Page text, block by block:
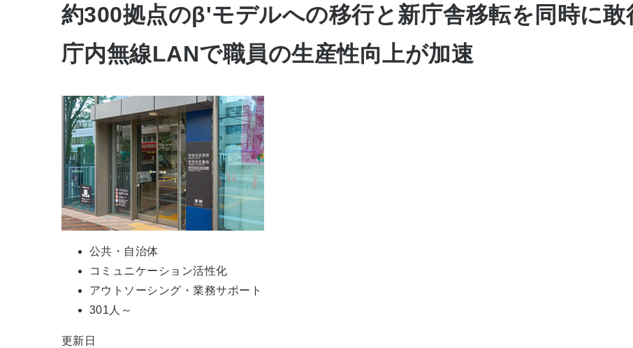
約300拠点のβ'モデルへの移行と新庁舎移転を同時に
庁内無線LANで職員の生産性向上が加速
公共・自治体
コミュニケーション活性化
アウトソーシング・業務サポート
301人～
更新日